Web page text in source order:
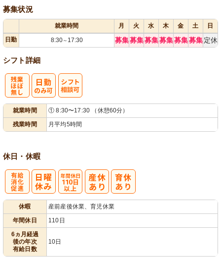
募集状況
就業時間 月 火 水 木 金 土
日
日勤
8:30～ 17:30 募集募集募集募集募集募集 定休
シフト詳細
就業時間
① 8:30〜17:30 （休憩60分）
残業時間
月平均5時間
休日・休暇
休暇
産前産後休業、育児休業
年間休日
110日
6ヵ月経過
後の年次
有給日数
10日